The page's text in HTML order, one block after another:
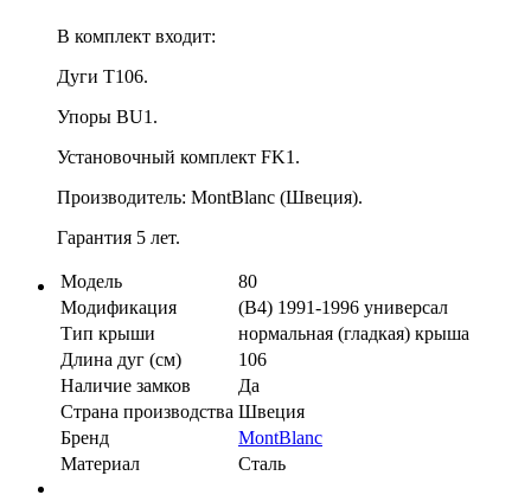
В комплект входит:
Дуги T106.
Упоры BU1.
Установочный комплект FK1.
Производитель: MontBlanc (Швеция).
Гарантия 5 лет.
Модель
80
Модификация
(B4) 1991-1996 универсал
Тип крыши
нормальная (гладкая) крыша
Длина дуг (см)
106
Наличие замков
Да
Страна производства Швеция
Бренд
MontBlanc
Материал
Сталь